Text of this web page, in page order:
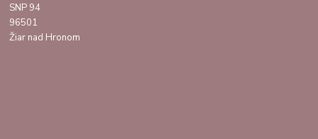
SNP 94
96501
Žiar nad Hronom